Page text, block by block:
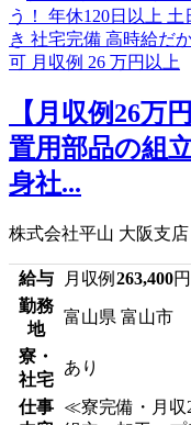
【月収例26万
置用部品の組
身社...
株式会社平山 大阪支店
給与 月収例 263,400円
勤務
地
富山県 富山市
寮・
社宅
あり
仕事
≪寮完備・月収